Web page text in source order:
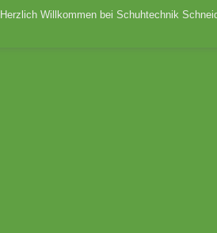
Herzlich Willkommen bei Schuhtechnik